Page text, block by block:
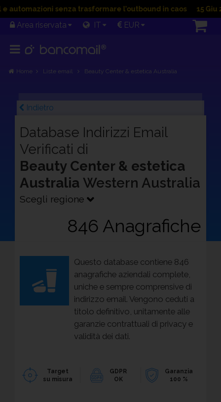
senza trasformare l’outbound in caos 15 Giu
Area riservata IT EUR
Home Liste email Beauty Center & estetica Australia
Indietro
Database Indirizzi Email
Verificati di
Beauty Center & estetica
Australia Western Australia
Scegli regione
846 Anagrafiche
Questo database contiene 846
anagrafiche aziendali complete,
uniche e sempre comprensive di
indirizzo email. Vengono ceduti a
titolo definitivo, unitamente alle
garanzie contrattuali di privacy e
validità dei dati.
Target
su misura
GDPR
OK
Garanzia
100 %